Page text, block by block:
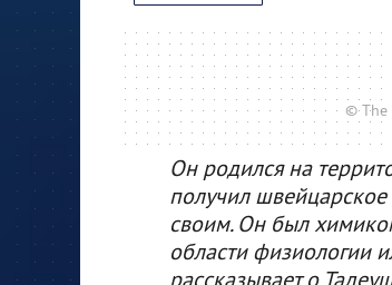
© The
Он родился на
получил швейцарское
своим. Он был
области физиологии
рассказывает о